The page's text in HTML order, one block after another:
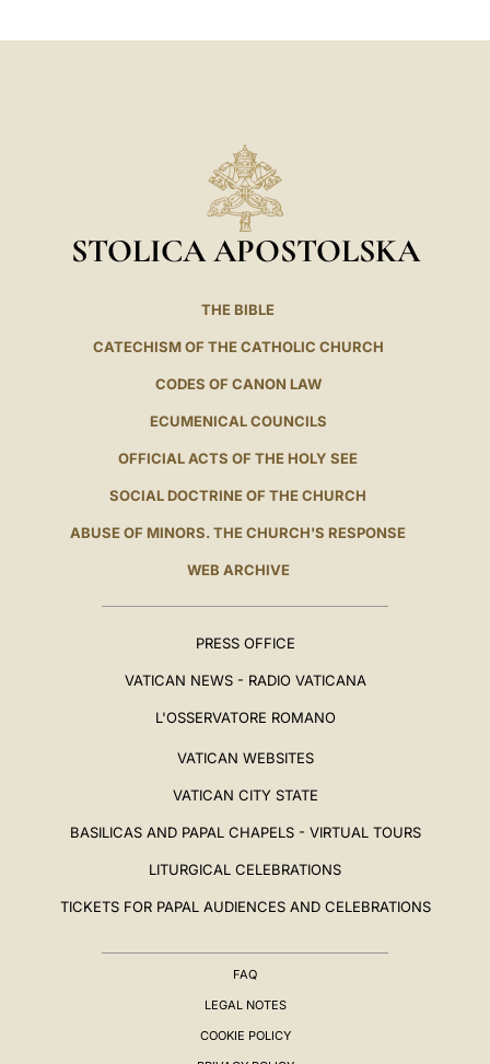
STOLICA APOSTOLSKA
THE BIBLE
CATECHISM OF THE CATHOLIC CHURCH
CODES OF CANON LAW
ECUMENICAL COUNCILS
OFFICIAL ACTS OF THE HOLY SEE
SOCIAL DOCTRINE OF THE CHURCH
ABUSE OF MINORS. THE CHURCH'S RESPONSE
WEB ARCHIVE
PRESS OFFICE
VATICAN NEWS - RADIO VATICANA
L'OSSERVATORE ROMANO
VATICAN WEBSITES
VATICAN CITY STATE
BASILICAS AND PAPAL CHAPELS - VIRTUAL TOURS
LITURGICAL CELEBRATIONS
TICKETS FOR PAPAL AUDIENCES AND CELEBRATIONS
FAQ
LEGAL NOTES
COOKIE POLICY